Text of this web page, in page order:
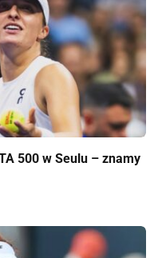
500 w Seulu – znamy